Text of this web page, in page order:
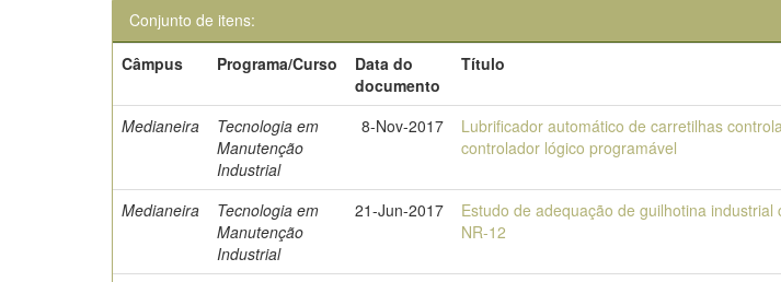
Conjunto de itens:
Câmpus
Programa/Curso
Data do
documento
Título
Medianeira
Tecnologia em
Manutenção
Industrial
8-Nov-2017
Lubrificador automático de carretilhas
controlador lógico programável
Medianeira
Tecnologia em
Manutenção
Industrial
21-Jun-2017
Estudo de adequação de guilhotina industrial
NR-12